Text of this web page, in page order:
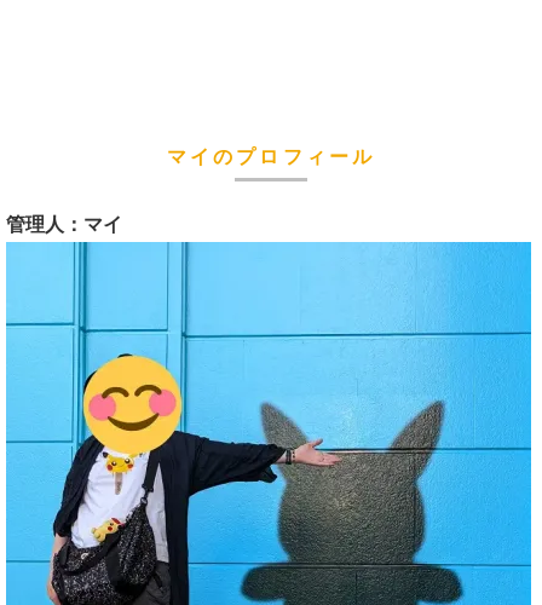
マイのプロフィール
管理人：マイ